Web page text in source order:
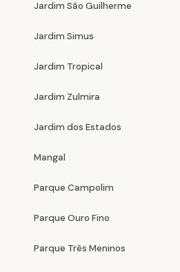
Jardim São Guilherme
Jardim Simus
Jardim Tropical
Jardim Zulmira
Jardim dos Estados
Mangal
Parque Campolim
Parque Ouro Fino
Parque Três Meninos